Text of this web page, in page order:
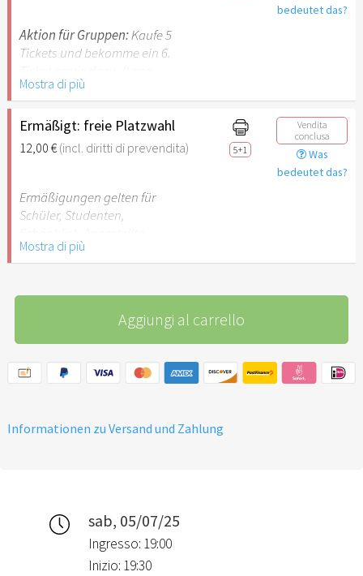
bedeutet das?
Aktion für Gruppen:Kaufe 5
Tickets und bekomme ein 6.
dazu bitte 6 Tickets in den
Warenkorb, ein Ticket wird
dir dort dann als Gutschein
wieder abgezogen.)
Mostra di più
Ermäßigt: freie Platzwahl
12,00 €(incl. diritti di prevendita) 5+1
Vendita
conclusa
Was
bedeutet das?
Ermäßigungen gelten für
Schüler, Studenten,
Behinderung ab GdB
70%.Aktion für Gruppen:
dazu. (Lege dazu bitte 6
Tickets in den Warenkorb,
ein Ticket wird dir dort dann
als Gutschein wieder
Mostra di più
Aggiungi al carrello
Informationen zu Versand und Zahlung
sab, 05/07/25
Ingresso: 19:00
Inizio: 19:30